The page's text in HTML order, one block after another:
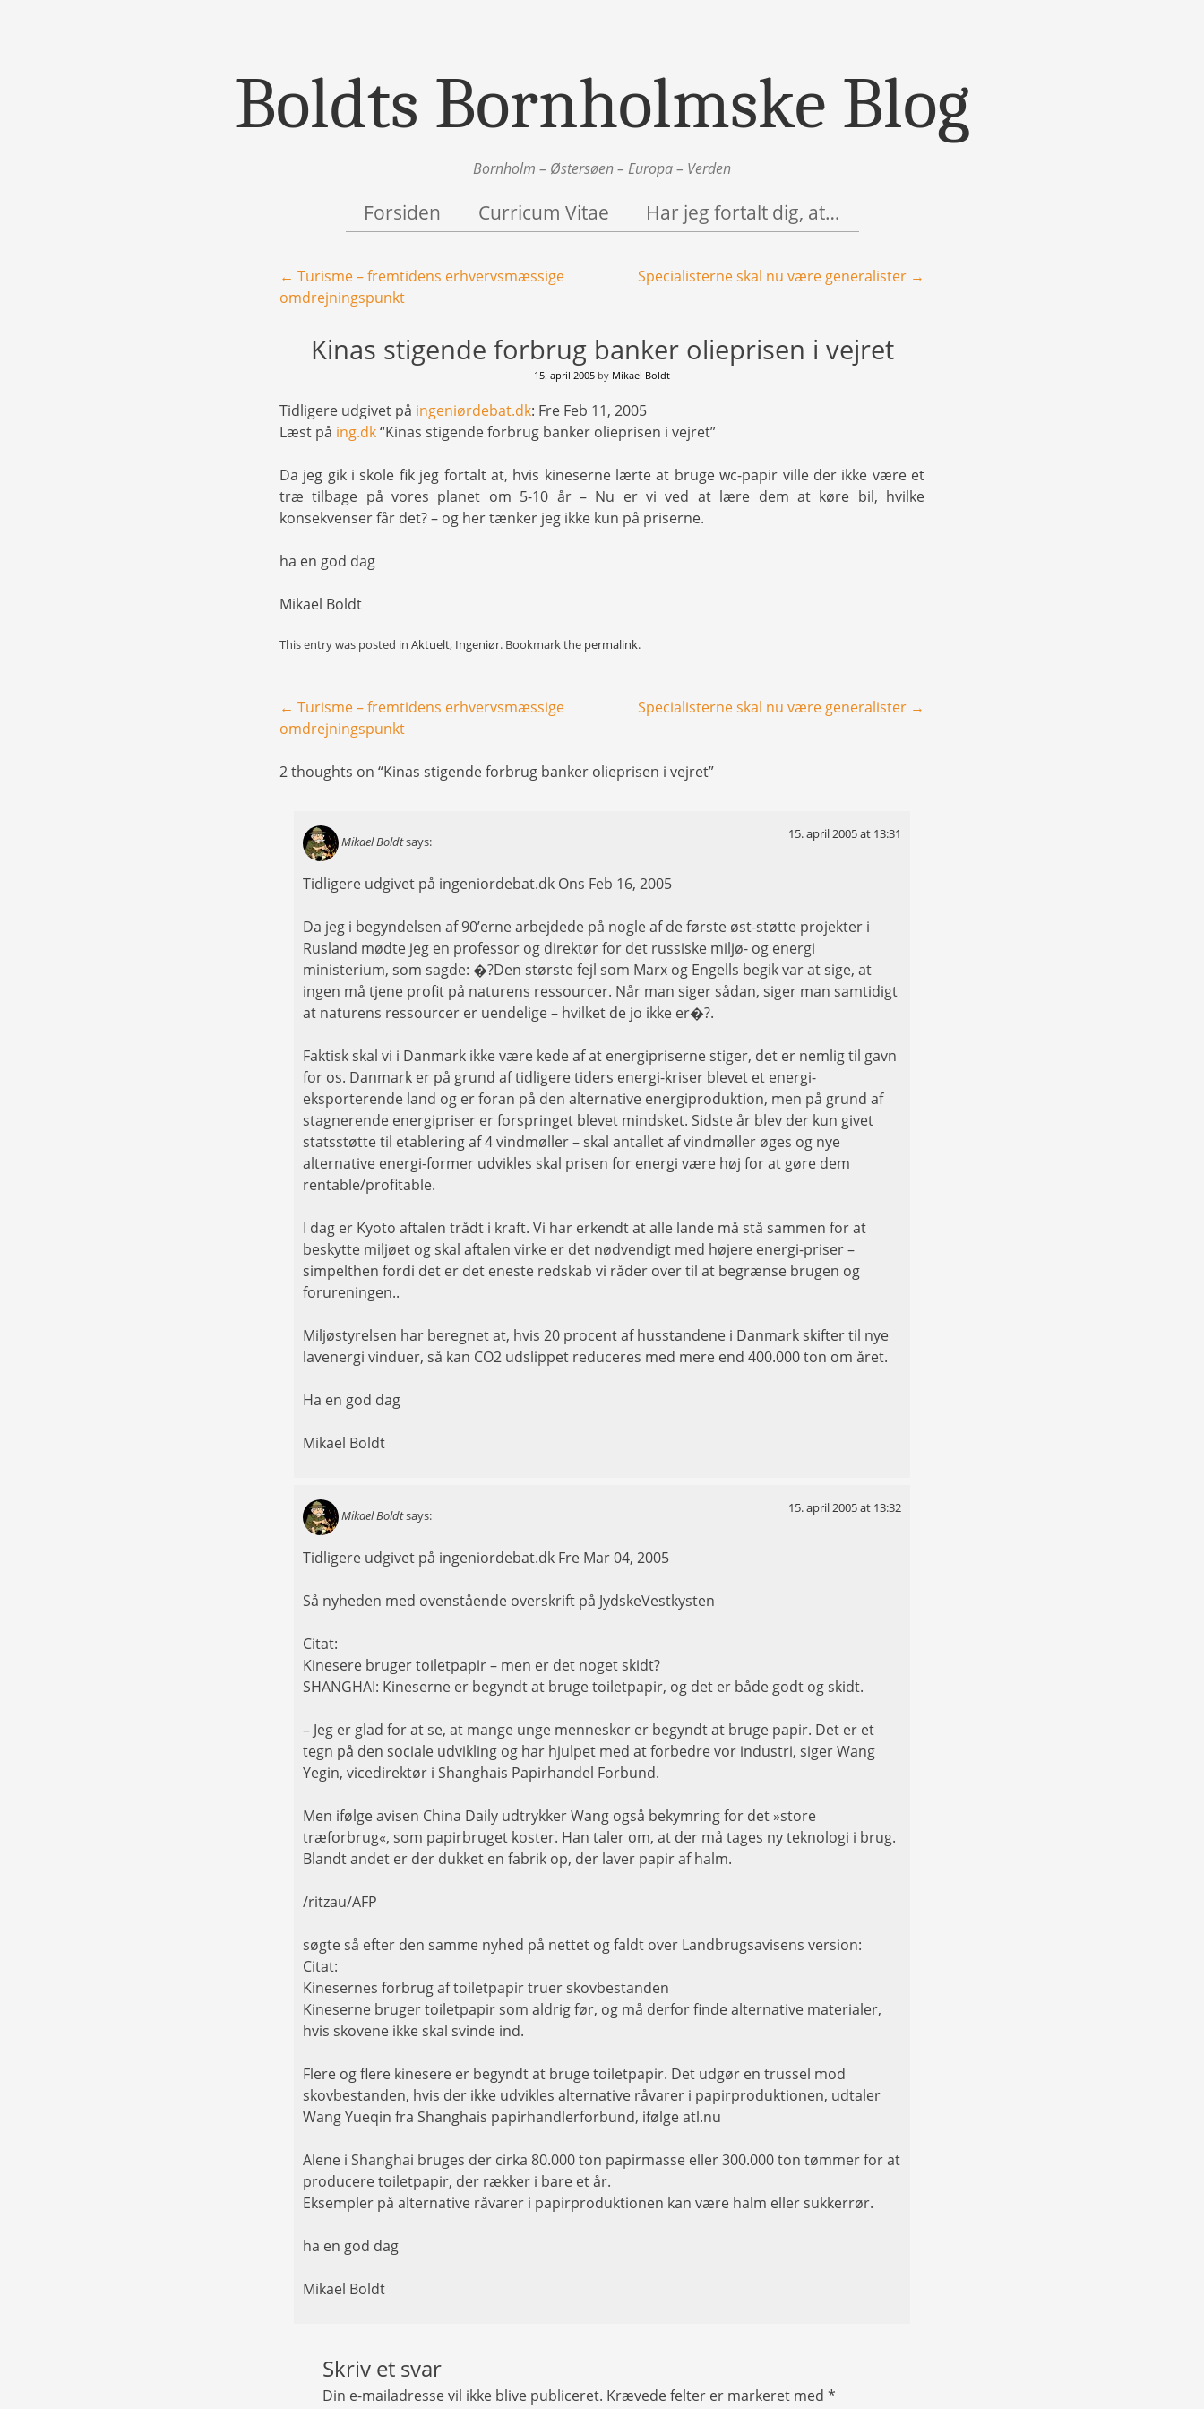
Boldts Bornholmske Blog
Bornholm – Østersøen – Europa – Verden
Forsiden Curricum Vitae Har jeg fortalt dig, at…
Post navigation
← Turisme – fremtidens erhvervsmæssige
omdrejningspunkt
Specialisterne skal nu være generalister →
Kinas stigende forbrug banker olieprisen i vejret
15. april 2005 by Mikael Boldt
Tidligere udgivet på ingeniørdebat.dk: Fre Feb 11, 2005
Læst på ing.dk“Kinas stigende forbrug banker olieprisen i vejret”
Da jeg gik i skole fik jeg fortalt at, hvis kineserne lærte at bruge wc-papir ville der ikke være et
træ tilbage på vores planet om 5-10 år – Nu er vi ved at lære dem at køre bil, hvilke
konsekvenser får det? – og her tænker jeg ikke kun på priserne.
ha en god dag
Mikael Boldt
This entry was posted in Aktuelt, Ingeniør. Bookmark the permalink.
Post navigation
← Turisme – fremtidens erhvervsmæssige
omdrejningspunkt
Specialisterne skal nu være generalister →
2 thoughts on “Kinas stigende forbrug banker olieprisen i vejret”
Mikael Boldtsays:
15. april 2005 at 13:31
Tidligere udgivet på ingeniordebat.dk Ons Feb 16, 2005
Da jeg i begyndelsen af 90’erne arbejdede på nogle af de første øst-støtte projekter i
Rusland mødte jeg en professor og direktør for det russiske miljø- og energi
ministerium, som sagde: �?Den største fejl som Marx og Engells begik var at sige, at
ingen må tjene profit på naturens ressourcer. Når man siger sådan, siger man samtidigt
at naturens ressourcer er uendelige – hvilket de jo ikke er�?.
Faktisk skal vi i Danmark ikke være kede af at energipriserne stiger, det er nemlig til gavn
for os. Danmark er på grund af tidligere tiders energi-kriser blevet et energi-
eksporterende land og er foran på den alternative energiproduktion, men på grund af
stagnerende energipriser er forspringet blevet mindsket. Sidste år blev der kun givet
statsstøtte til etablering af 4 vindmøller – skal antallet af vindmøller øges og nye
alternative energi-former udvikles skal prisen for energi være høj for at gøre dem
rentable/profitable.
I dag er Kyoto aftalen trådt i kraft. Vi har erkendt at alle lande må stå sammen for at
beskytte miljøet og skal aftalen virke er det nødvendigt med højere energi-priser –
simpelthen fordi det er det eneste redskab vi råder over til at begrænse brugen og
forureningen..
Miljøstyrelsen har beregnet at, hvis 20 procent af husstandene i Danmark skifter til nye
lavenergi vinduer, så kan CO2 udslippet reduceres med mere end 400.000 ton om året.
Ha en god dag
Mikael Boldt
Mikael Boldtsays:
15. april 2005 at 13:32
Tidligere udgivet på ingeniordebat.dk Fre Mar 04, 2005
Så nyheden med ovenstående overskrift på JydskeVestkysten
Citat:
Kinesere bruger toiletpapir – men er det noget skidt?
SHANGHAI: Kineserne er begyndt at bruge toiletpapir, og det er både godt og skidt.
– Jeg er glad for at se, at mange unge mennesker er begyndt at bruge papir. Det er et
tegn på den sociale udvikling og har hjulpet med at forbedre vor industri, siger Wang
Yegin, vicedirektør i Shanghais Papirhandel Forbund.
Men ifølge avisen China Daily udtrykker Wang også bekymring for det »store
træforbrug«, som papirbruget koster. Han taler om, at der må tages ny teknologi i brug.
Blandt andet er der dukket en fabrik op, der laver papir af halm.
/ritzau/AFP
søgte så efter den samme nyhed på nettet og faldt over Landbrugsavisens version:
Citat:
Kinesernes forbrug af toiletpapir truer skovbestanden
Kineserne bruger toiletpapir som aldrig før, og må derfor finde alternative materialer,
hvis skovene ikke skal svinde ind.
Flere og flere kinesere er begyndt at bruge toiletpapir. Det udgør en trussel mod
skovbestanden, hvis der ikke udvikles alternative råvarer i papirproduktionen, udtaler
Wang Yueqin fra Shanghais papirhandlerforbund, ifølge atl.nu
Alene i Shanghai bruges der cirka 80.000 ton papirmasse eller 300.000 ton tømmer for at
producere toiletpapir, der rækker i bare et år.
Eksempler på alternative råvarer i papirproduktionen kan være halm eller sukkerrør.
ha en god dag
Mikael Boldt
Skriv et svar
Din e-mailadresse vil ikke blive publiceret. Krævede felter er markeret med *